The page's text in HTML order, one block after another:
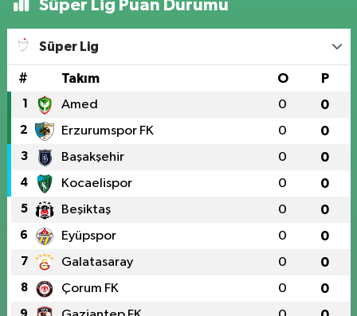
Süper Lig Puan Durumu
Süper Lig
# Takım O P
1 Amed 0 0
2 Erzurumspor FK 0 0
3 Başakşehir 0 0
4 Kocaelispor 0 0
5 Beşiktaş 0 0
6 Eyüpspor 0 0
7 Galatasaray 0 0
8 Çorum FK 0 0